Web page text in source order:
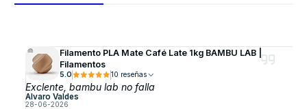
Filamento PLA Mate Café Late 1kg BAMBU LAB |
Filamentos
5.0 10 reseñas
Exclente, bambu lab no falla
Alvaro Valdes
28-06-2026